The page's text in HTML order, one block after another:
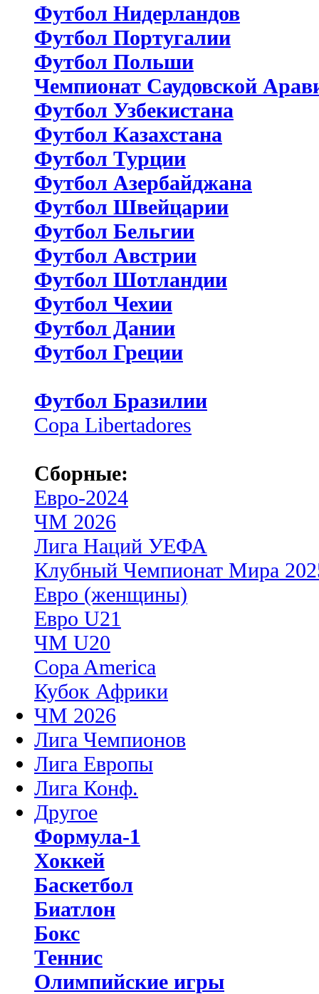
Футбол Нидерландов
Футбол Португалии
Футбол Польши
Чемпионат Саудовской
Футбол Узбекистана
Футбол Казахстана
Футбол Турции
Футбол Азербайджана
Футбол Швейцарии
Футбол Бельгии
Футбол Австрии
Футбол Шотландии
Футбол Чехии
Футбол Дании
Футбол Греции
Футбол Бразилии
Copa Libertadores
Сборные:
Евро-2024
ЧМ 2026
Лига Наций УЕФА
Клубный Чемпионат Мира
Евро (женщины)
Евро U21
ЧМ U20
Copa America
Кубок Африки
ЧМ 2026
Лига Чемпионов
Лига Европы
Лига Конф.
Другое
Формула-1
Хоккей
Баскетбол
Биатлон
Бокс
Теннис
Олимпийские игры